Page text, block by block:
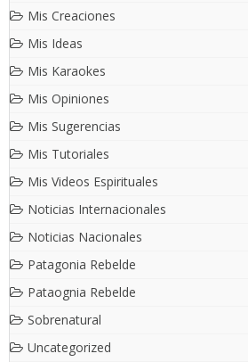
Mis Creaciones
Mis Ideas
Mis Karaokes
Mis Opiniones
Mis Sugerencias
Mis Tutoriales
Mis Videos Espirituales
Noticias Internacionales
Noticias Nacionales
Patagonia Rebelde
Pataognia Rebelde
Sobrenatural
Uncategorized